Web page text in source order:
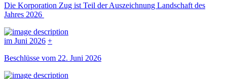
Die Korporation Zug ist Teil der Auszeichnung Landschaft des
Jahres 2026
im Juni 2026 +
Beschlüsse vom 22. Juni 2026